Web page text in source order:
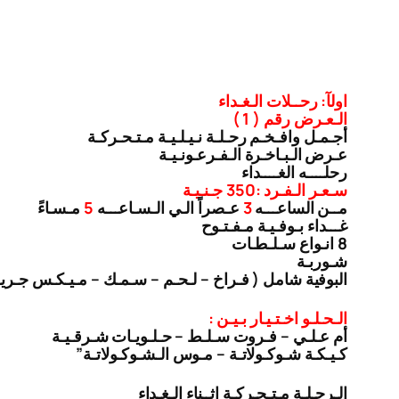
اولآ: رحــلات الـغـداء
الـعـرض رقم ( 1 )
أجـمـل وافـخـم رحـلـة نـيـلـيـة مـتـحـركـة
عـرض الـبـاخـرة الـفـرعـونـيـة
رحلــــه الغــــداء
سـعـر الـفـرد :350 جـنـيـة
مــن الساعـــه3 عـصراً الـي الـسـاعـــه 5 مـسـاءً
غـــداء بـوفـيـة مـفـتـوح
8 انـواع سـلـطـات
شـوربـة
البوفية شامل ( فـراخ – لـحـم – سـمـك – مـيـكـس
الـحـلـو اخـتـيـار بـيـن :
أم عـلـي – فـروت سـلـط – حـلـويـات شـرقـيـة
كـيـكـة شـوكـولاتـة – مـوس الـشـوكـولاتـة”
الـرحـلـة مـتـحـركـة اثــناء الـغـداء